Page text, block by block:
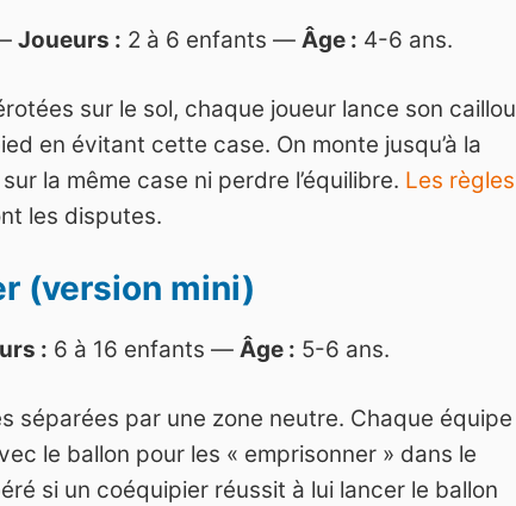
Joueurs : 2 à 6 enfants — Âge : 4-6 ans.
sur le sol, chaque joueur lance son caillou
en évitant cette case. On monte jusqu’à la
la même case ni perdre l’équilibre. Les règles
les disputes.
(version mini)
: 6 à 16 enfants — Âge : 5-6 ans.
séparées par une zone neutre. Chaque équipe
le ballon pour les « emprisonner » dans le
si un coéquipier réussit à lui lancer le ballon